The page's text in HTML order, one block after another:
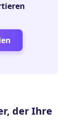
der Ihre